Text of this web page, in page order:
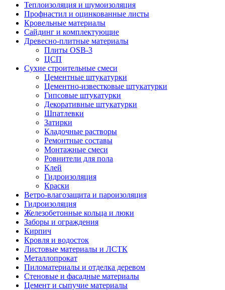
Теплоизоляция и шумоизоляция
Профнастил и оцинкованные листы
Кровельные материалы
Сайдинг и комплектующие
Древесно-плитные материалы
Плиты OSB-3
ЦСП
Сухие строительные смеси
Цементные штукатурки
Цементно-известковые штукатурки
Гипсовые штукатурки
Декоративные штукатурки
Шпатлевки
Затирки
Кладочные растворы
Ремонтные составы
Монтажные смеси
Ровнители для пола
Клей
Гидроизоляция
Краски
Ветро-влагозащита и пароизоляция
Гидроизоляция
Железобетонные кольца и люки
Заборы и ограждения
Кирпич
Кровля и водосток
Листовые материалы и ЛСТК
Металлопрокат
Пиломатериалы и отделка деревом
Стеновые и фасадные материалы
Цемент и сыпучие материалы